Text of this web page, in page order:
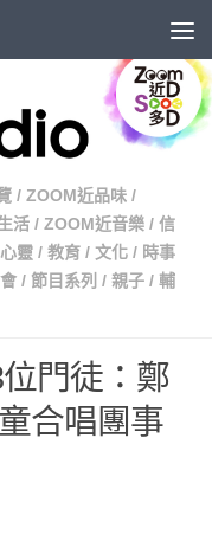
/ ZOOM近品味 /
活 / ZOOM近音樂 / 信
心靈 / 教育 / 文化 / 時事
/ 節目系列 / 親子 / 輔
門徒：鄭
合唱團事